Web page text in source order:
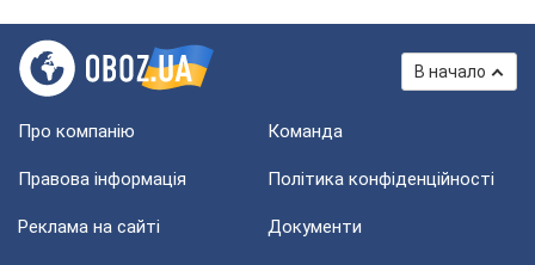
В начало
Про компанію Команда
Правова інформація Політика конфіденційності
Реклама на сайті Документи